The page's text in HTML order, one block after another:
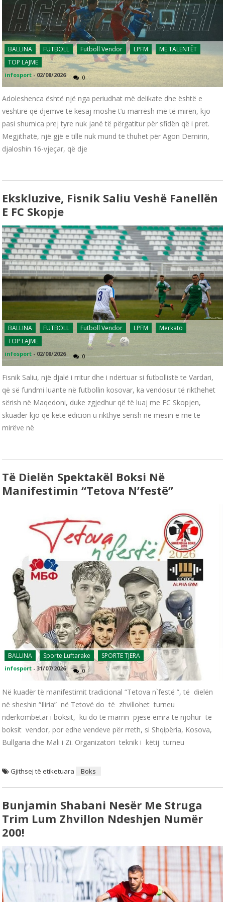
BALLINA FUTBOLL Futboll Vendor LPFM
ME TALENTËT
TOP LAJME
infosport - 02/08/2026 0
Adoleshenca është një nga periudhat më delikate dhe është e
vështirë që djemve të kësaj moshe t’u marrësh më të mirën, kjo
pasi shumica prej tyre nuk janë të përgatitur për sfidën që i pret.
Megjithatë, një gjë e tillë nuk mund të thuhet për Agon Demirin,
djaloshin 16-vjeçar, që dje
Ekskluzive, Fisnik Saliu Veshë Fanellën
E FC Skopje
BALLINA FUTBOLL Futboll Vendor LPFM
Merkato
TOP LAJME
infosport - 02/08/2026 0
Fisnik Saliu, një djalë i rritur dhe i ndërtuar si futbollistë te Vardari,
që së fundmi luante në futbollin kosovar, ka vendosur të rikthehet
sërish në Maqedoni, duke zgjedhur që të luaj me FC Skopjen,
skuadër kjo që këtë edicion u rikthye sërish në mesin e më të
mirëve në
Të Dielën Spektakël Boksi Në
Manifestimin “Tetova N’festë”
BALLINA Sporte Luftarake SPORTE TJERA
infosport -31/07/2026 0
Në kuadër të manifestimit tradicional “Tetova n`festë ”, të dielën
në sheshin “Iliria” në Tetovë do të zhvillohet turneu
ndërkombëtar i boksit, ku do të marrin pjesë emra të njohur të
boksit vendor, por edhe vendeve për rreth, si Shqipëria, Kosova,
Bullgaria dhe Mali i Zi. Organizatori teknik i këtij turneu
Gjithsej të etiketuara Boks
Bunjamin Shabani Nesër Me Struga
Trim Lum Zhvillon Ndeshjen Numër
200!